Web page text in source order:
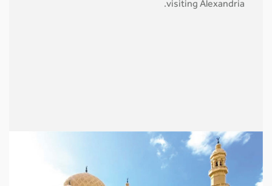
visiting Alexandria.